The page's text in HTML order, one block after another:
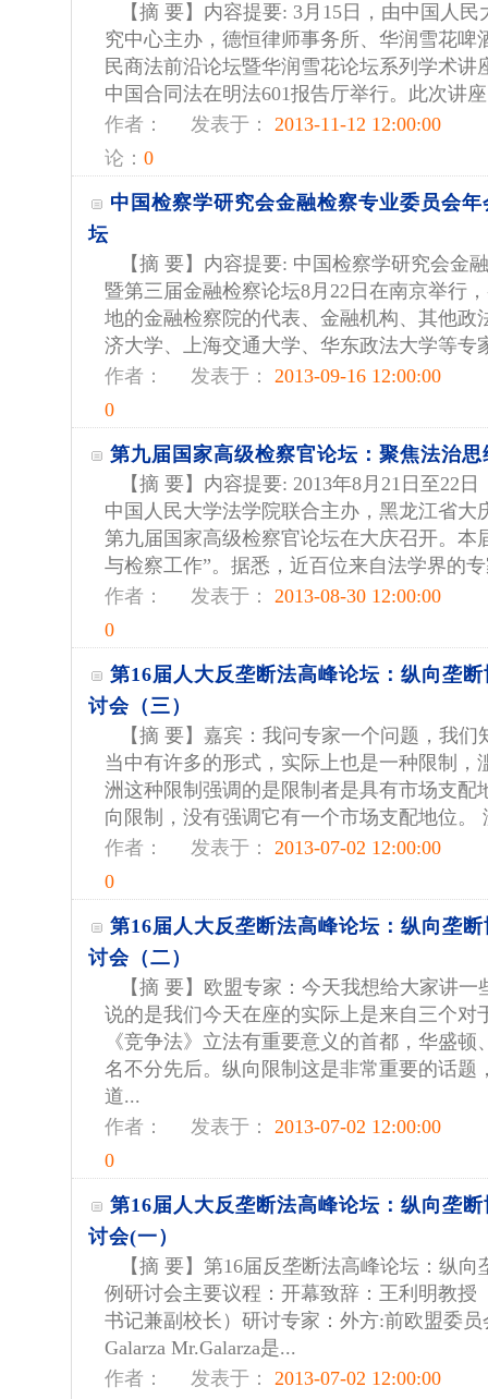
【摘 要】内容提要: 3月15日，由中国人
究中心主办，德恒律师事务所、华润雪花啤
民商法前沿论坛暨华润雪花论坛系列学术讲
中国合同法在明法601报告厅举行。此次讲
作者：
发表于： 2013-11-12 12:00:00
论： 0
中国检察学研究会金融检察专业委员会
坛
【摘 要】内容提要: 中国检察学研究会金
暨第三届金融检察论坛8月22日在南京举行
地的金融检察院的代表、金融机构、其他政
济大学、上海交通大学、华东政法大学等专
作者：
发表于： 2013-09-16 12:00:00
0
第九届国家高级检察官论坛：聚焦法治
【摘 要】内容提要: 2013年8月21日至22
中国人民大学法学院联合主办，黑龙江省大
第九届国家高级检察官论坛在大庆召开。本
与检察工作”。据悉，近百位来自法学界的
作者：
发表于： 2013-08-30 12:00:00
0
第16届人大反垄断法高峰论坛：纵向垄
讨会（三）
【摘 要】嘉宾：我问专家一个问题，我
当中有许多的形式，实际上也是一种限制，
洲这种限制强调的是限制者是具有市场支配
向限制，没有强调它有一个市场支配地位。
作者：
发表于： 2013-07-02 12:00:00
0
第16届人大反垄断法高峰论坛：纵向垄
讨会（二）
【摘 要】欧盟专家：今天我想给大家讲
说的是我们今天在座的实际上是来自三个对
《竞争法》立法有重要意义的首都，华盛
名不分先后。纵向限制这是非常重要的话题
道...
作者：
发表于： 2013-07-02 12:00:00
0
第16届人大反垄断法高峰论坛：纵向垄
讨会(一）
【摘 要】第16届反垄断法高峰论坛：纵
例研讨会主要议程：开幕致辞：王利明教授
书记兼副校长）研讨专家：外方:前欧盟委员
Galarza Mr.Galarza是...
作者：
发表于： 2013-07-02 12:00:00